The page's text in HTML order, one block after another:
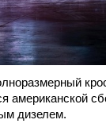
американской
дизелем.